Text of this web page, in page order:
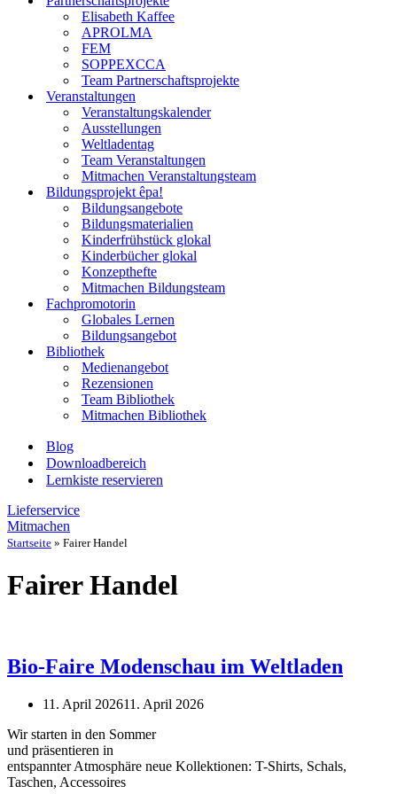
Elisabeth Kaffee
APROLMA
FEM
SOPPEXCCA
Team Partnerschaftsprojekte
Veranstaltungen
Veranstaltungskalender
Ausstellungen
Weltladentag
Team Veranstaltungen
Mitmachen Veranstaltungsteam
Bildungsprojekt êpa!
Bildungsangebote
Bildungsmaterialien
Kinderfrühstück glokal
Kinderbücher glokal
Konzepthefte
Mitmachen Bildungsteam
Fachpromotorin
Globales Lernen
Bildungsangebot
Bibliothek
Medienangebot
Rezensionen
Team Bibliothek
Mitmachen Bibliothek
Blog
Downloadbereich
Lernkiste reservieren
Lieferservice
Mitmachen
Startseite » Fairer Handel
Fairer Handel
Bio-Faire Modenschau im Weltladen
11. April 202611. April 2026
Wir starten in den Sommer
und präsentieren in
entspannter Atmosphäre neue Kollektionen: T-Shirts, Schals,
Taschen, Accessoires